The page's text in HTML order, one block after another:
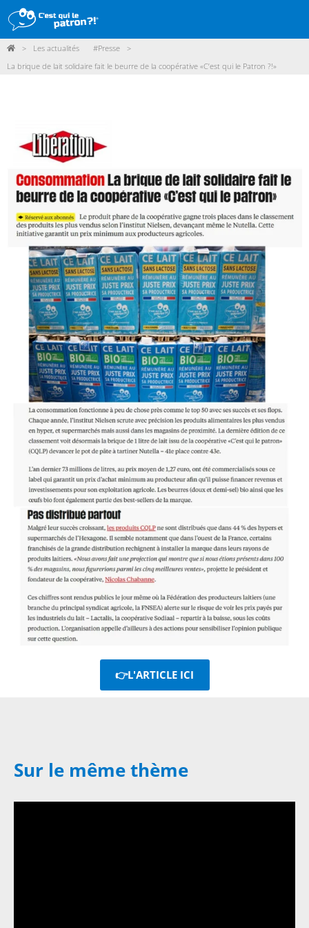
DÉMARCHE
ACTUALITÉS
ME CONNECTER / ADHÉRER
> Les actualités #Presse
>
La brique de lait solidaire fait le beurre de la coopérative «C’est qui le Patron ?!»
👉L'ARTICLE ICI
Sur le même thème